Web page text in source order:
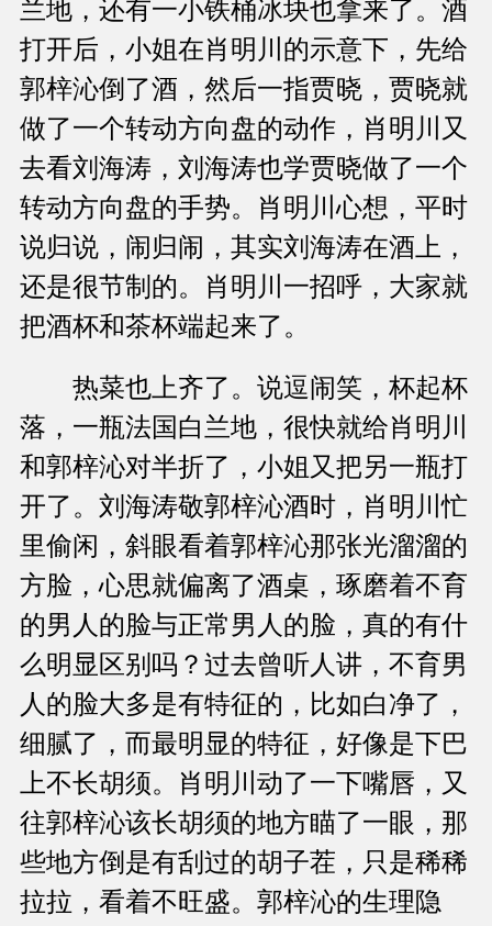
兰地，还有一小铁桶冰块也拿来了。酒
打开后，小姐在肖明川的示意下，先给
郭梓沁倒了酒，然后一指贾晓，贾晓就
做了一个转动方向盘的动作，肖明川又
去看刘海涛，刘海涛也学贾晓做了一个
转动方向盘的手势。肖明川心想，平时
说归说，闹归闹，其实刘海涛在酒上，
还是很节制的。肖明川一招呼，大家就
把酒杯和茶杯端起来了。
热菜也上齐了。说逗闹笑，杯起杯
落，一瓶法国白兰地，很快就给肖明川
和郭梓沁对半折了，小姐又把另一瓶打
开了。刘海涛敬郭梓沁酒时，肖明川忙
里偷闲，斜眼看着郭梓沁那张光溜溜的
方脸，心思就偏离了酒桌，琢磨着不育
的男人的脸与正常男人的脸，真的有什
么明显区别吗？过去曾听人讲，不育男
人的脸大多是有特征的，比如白净了，
细腻了，而最明显的特征，好像是下巴
上不长胡须。肖明川动了一下嘴唇，又
往郭梓沁该长胡须的地方瞄了一眼，那
些地方倒是有刮过的胡子茬，只是稀稀
拉拉，看着不旺盛。郭梓沁的生理隐